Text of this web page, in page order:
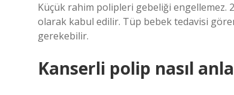
Küçük rahim polipleri gebeliği engellemez.
olarak kabul edilir. Tüp bebek tedavisi
gerekebilir.
Kanserli polip nasıl